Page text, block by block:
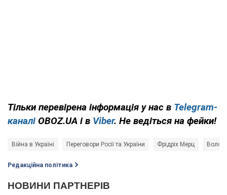
Тільки перевірена інформація у нас в Telegram-
каналі OBOZ.UA і в Viber. Не ведіться на фейки!
Війна в Україні Переговори Росії та України Фрідріх Мерц
Редакційна політика